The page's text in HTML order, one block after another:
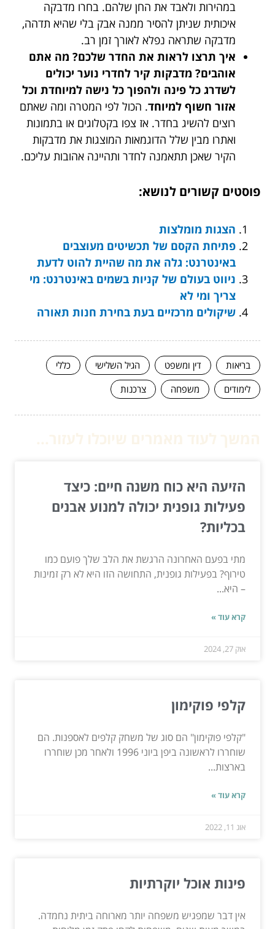
במהירות ולאבד את החן שלהם. בחרו מדבקה
איכותית שניתן להסיר ממנה אבק בלי שהיא תדהה,
מדבקה שתראה נפלא לאורך זמן רב.
איך תרצו לראות את החדר שלכם? מה אתם
אוהבים? מדבקות קיר לחדרי נוער יכולים
לשדרג כל פינה ולהפוך כל נישה למיוחדת וכל
אזור חשוף למיוחד. הכול לפי המטרה ומה שאתם
רוצים להשיג בחדר. אז צפו בקטלוגים או בתמונות
ואתרו מבין שלל הדוגמאות המוצגות את מדבקות
הקיר שאכן תתאמנה לחדר ותהיינה אהובות עליכם.
פוסטים קשורים לנושא:
הצגות מומלצות
פתיחת הקסם של תכשיטים מעוצבים
באינטרנט: גלה את מה שהיית להוט לדעת
ניווט בעולם של קניות בשמים באינטרנט: מי
צריך ומי לא
שיקולים מרכזיים בעת בחירת חנות תאורה
בריאות דין ומשפט הגיל השלישי
כללי
לימודים
משפחה צרכנות
הזיעה היא כוח משנה חיים: כיצד
פעילות גופנית יכולה למנוע אבנים
בכליות?
מתי בפעם האחרונה הרגשת את הלב שלך פועם כמו
טירוף? בפעילות גופנית, התחושה הזו היא לא רק זמינות
– היא...
קרא עוד »
אוק 27, 2024
קלפי פוקימון
"קלפי פוקימון" הם סוג של משחק קלפים לאספנות. הם
שוחררו לראשונה ביפן ביוני 1996 ולאחר מכן שוחררו
בארצות...
קרא עוד »
אוג 11, 2022
פינות אוכל יוקרתיות
אין דבר שמפגיש משפחה יותר מארוחה ביתית נחמדה.